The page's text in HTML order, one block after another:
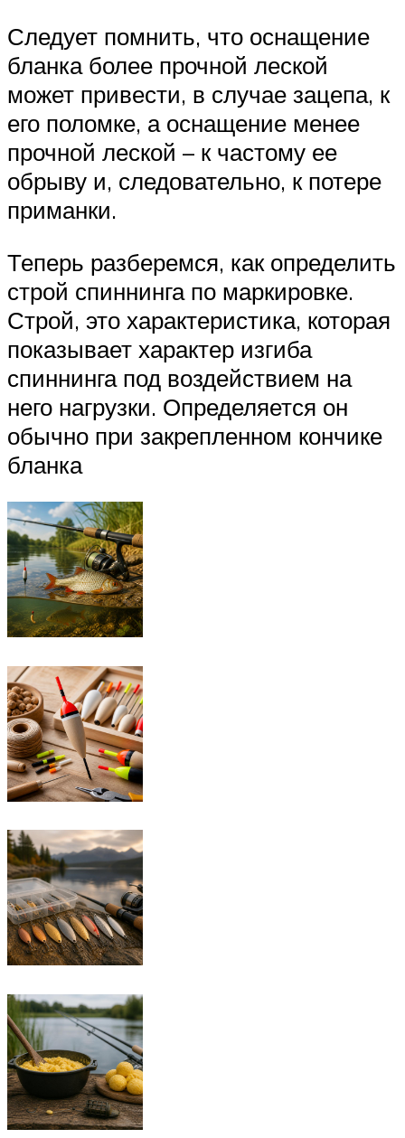
Следует помнить, что оснащение
бланка более прочной леской
может привести, в случае зацепа, к
его поломке, а оснащение менее
прочной леской – к частому ее
обрыву и, следовательно, к потере
приманки.
Теперь разберемся, как определить
строй спиннинга по маркировке.
Строй, это характеристика, которая
показывает характер изгиба
спиннинга под воздействием на
него нагрузки. Определяется он
обычно при закрепленном кончике
бланка